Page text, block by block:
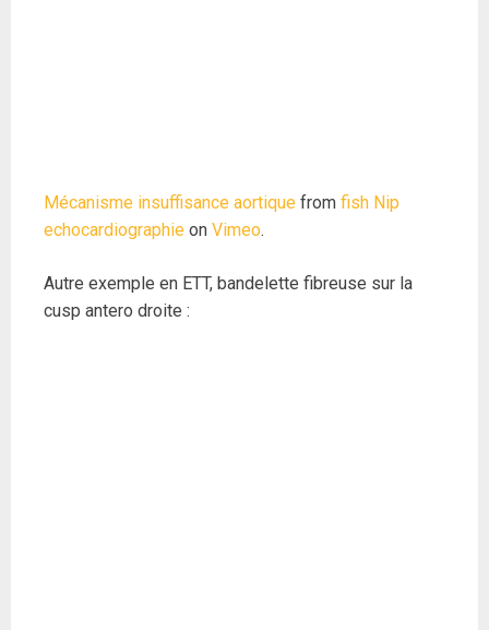
Mécanisme insuffisance aortique from fish Nip
echocardiographie on Vimeo.
Autre exemple en ETT, bandelette fibreuse sur la
cusp antero droite :